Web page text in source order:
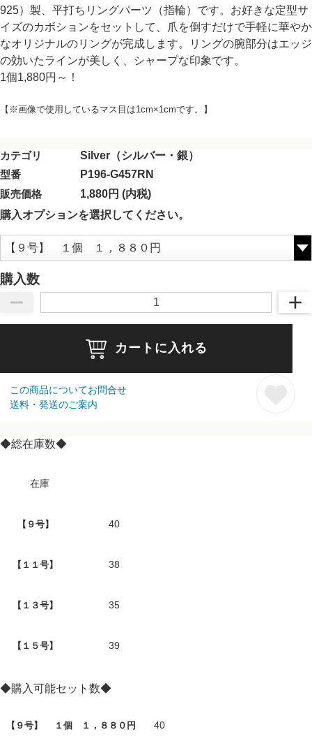
925）製、平打ちリングパーツ（指輪）です。お好きな定型サ
イズのカボションをセットして、爪を倒すだけで手軽に華やか
なオリジナルのリングが完成します。リングの腕部分はエッジ
の効いたラインが美しく、シャープな印象です。
1個1,880円～！
【※画像で使用しているマス目は1cm×1cmです。】
カテゴリ
Silver（シルバー・銀）
型番
P196-G457RN
販売価格
1,880円 (内税)
購入オプションを選択してください。
購入数
カートに入れる
この商品についてお問合せ
送料・発送のご案内
◆総在庫数◆
在庫
【９号】 40
【１１号】 38
【１３号】 35
【１５号】 39
◆購入可能セット数◆
【９号】 １個 １，８８０円 40